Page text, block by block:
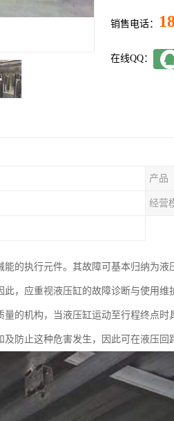
销售电话：
在线QQ：
产品
经营
的执行元件。其故障可基本归纳为
，应重视液压缸的故障诊断与使用维
的机构，当液压缸运动至行程终点
防止这种危害发生，因此可在液压回